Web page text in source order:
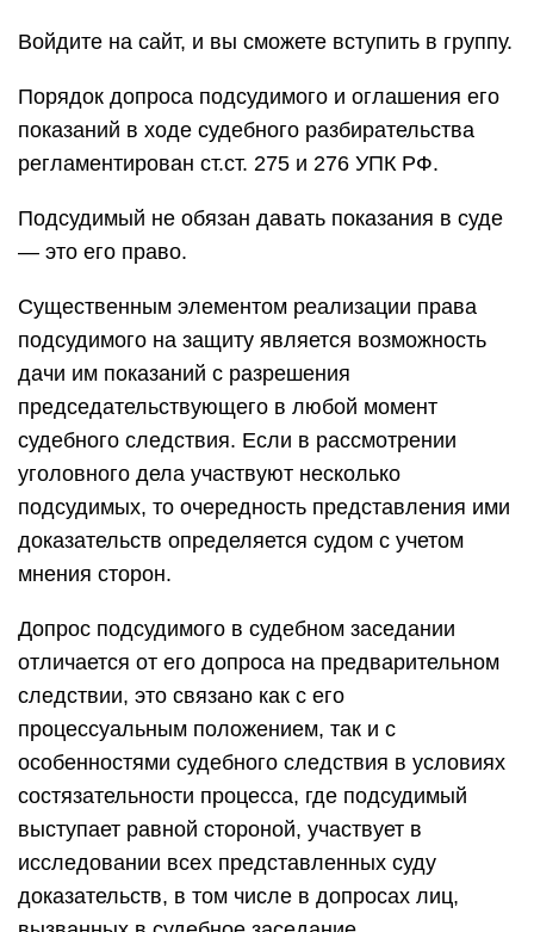
Войдите на сайт, и вы сможете вступить в группу.
Порядок допроса подсудимого и оглашения его
показаний в ходе судебного разбирательства
регламентирован ст.ст. 275 и 276 УПК РФ.
Подсудимый не обязан давать показания в суде
— это его право.
Существенным элементом реализации права
подсудимого на защиту является возможность
дачи им показаний с разрешения
председательствующего в любой момент
судебного следствия. Если в рассмотрении
уголовного дела участвуют несколько
подсудимых, то очередность представления ими
доказательств определяется судом с учетом
мнения сторон.
Допрос подсудимого в судебном заседании
отличается от его допроса на предварительном
следствии, это связано как с его
процессуальным положением, так и с
особенностями судебного следствия в условиях
состязательности процесса, где подсудимый
выступает равной стороной, участвует в
исследовании всех представленных суду
доказательств, в том числе в допросах лиц,